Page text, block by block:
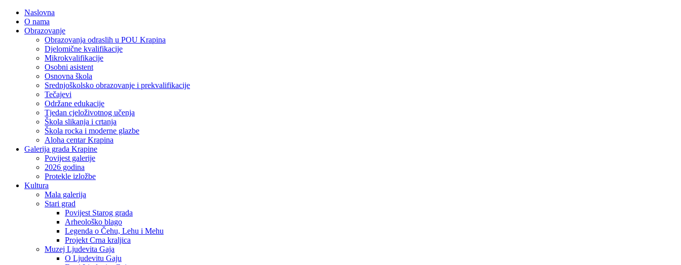
Naslovna
O nama
Obrazovanje
Obrazovanja odraslih u POU Krapina
Djelomične kvalifikacije
Mikrokvalifikacije
Osobni asistent
Osnovna škola
Srednjoškolsko obrazovanje i prekvalifikacije
Tečajevi
Održane edukacije
Tjedan cjeloživotnog učenja
Škola slikanja i crtanja
Škola rocka i moderne glazbe
Aloha centar Krapina
Galerija grada Krapine
Povijest galerije
2026 godina
Protekle izložbe
Kultura
Mala galerija
Stari grad
Povijest Starog grada
Arheološko blago
Legenda o Čehu, Lehu i Mehu
Projekt Crna kraljica
Muzej Ljudevita Gaja
O Ljudevitu Gaju